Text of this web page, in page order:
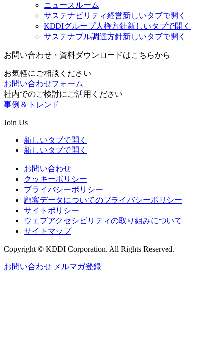
ニュースルーム
サステナビリティ経営新しいタブで開く
KDDIグループ人権方針新しいタブで開く
サステナブル調達方針新しいタブで開く
お問い合わせ・資料ダウンロードはこちらから
お気軽にご相談ください
お問い合わせフォーム
社内でのご検討にご活用ください
事例＆トレンド
Join Us
新しいタブで開く
新しいタブで開く
お問い合わせ
クッキーポリシー
プライバシーポリシー
顧客データについてのプライバシーポリシー
サイトポリシー
ウェブアクセシビリティの取り組みについて
サイトマップ
Copyright © KDDI Corporation. All Rights Reserved.
お問い合わせ メルマガ登録